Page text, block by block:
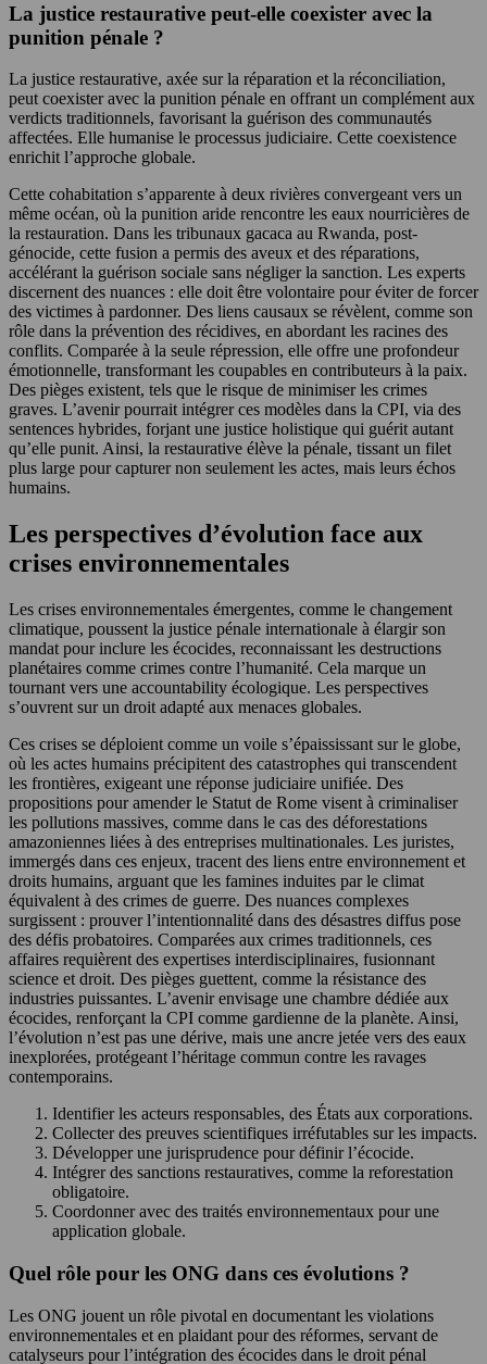
La justice restaurative peut-elle coexister avec la
punition pénale ?
La justice restaurative, axée sur la réparation et la réconciliation,
peut coexister avec la punition pénale en offrant un complément aux
verdicts traditionnels, favorisant la guérison des communautés
affectées. Elle humanise le processus judiciaire. Cette coexistence
enrichit l’approche globale.
Cette cohabitation s’apparente à deux rivières convergeant vers un
même océan, où la punition aride rencontre les eaux nourricières de
la restauration. Dans les tribunaux gacaca au Rwanda, post-
génocide, cette fusion a permis des aveux et des réparations,
accélérant la guérison sociale sans négliger la sanction. Les experts
discernent des nuances : elle doit être volontaire pour éviter de forcer
des victimes à pardonner. Des liens causaux se révèlent, comme son
rôle dans la prévention des récidives, en abordant les racines des
conflits. Comparée à la seule répression, elle offre une profondeur
émotionnelle, transformant les coupables en contributeurs à la paix.
Des pièges existent, tels que le risque de minimiser les crimes
graves. L’avenir pourrait intégrer ces modèles dans la CPI, via des
sentences hybrides, forjant une justice holistique qui guérit autant
qu’elle punit. Ainsi, la restaurative élève la pénale, tissant un filet
plus large pour capturer non seulement les actes, mais leurs échos
humains.
Les perspectives d’évolution face aux
crises environnementales
Les crises environnementales émergentes, comme le changement
climatique, poussent la justice pénale internationale à élargir son
mandat pour inclure les écocides, reconnaissant les destructions
planétaires comme crimes contre l’humanité. Cela marque un
tournant vers une accountability écologique. Les perspectives
s’ouvrent sur un droit adapté aux menaces globales.
Ces crises se déploient comme un voile s’épaississant sur le globe,
où les actes humains précipitent des catastrophes qui transcendent
les frontières, exigeant une réponse judiciaire unifiée. Des
propositions pour amender le Statut de Rome visent à criminaliser
les pollutions massives, comme dans le cas des déforestations
amazoniennes liées à des entreprises multinationales. Les juristes,
immergés dans ces enjeux, tracent des liens entre environnement et
droits humains, arguant que les famines induites par le climat
équivalent à des crimes de guerre. Des nuances complexes
surgissent : prouver l’intentionnalité dans des désastres diffus pose
des défis probatoires. Comparées aux crimes traditionnels, ces
affaires requièrent des expertises interdisciplinaires, fusionnant
science et droit. Des pièges guettent, comme la résistance des
industries puissantes. L’avenir envisage une chambre dédiée aux
écocides, renforçant la CPI comme gardienne de la planète. Ainsi,
l’évolution n’est pas une dérive, mais une ancre jetée vers des eaux
inexplorées, protégeant l’héritage commun contre les ravages
contemporains.
Identifier les acteurs responsables, des États aux corporations.
Collecter des preuves scientifiques irréfutables sur les impacts.
Développer une jurisprudence pour définir l’écocide.
Intégrer des sanctions restauratives, comme la reforestation
obligatoire.
Coordonner avec des traités environnementaux pour une
application globale.
Quel rôle pour les ONG dans ces évolutions ?
Les ONG jouent un rôle pivotal en documentant les violations
environnementales et en plaidant pour des réformes, servant de
catalyseurs pour l’intégration des écocides dans le droit pénal